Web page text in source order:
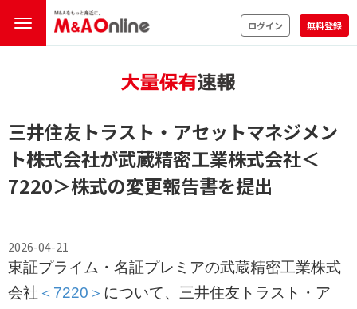
ログイン 無料登録
三井住友トラスト・アセットマネジメン
ト株式会社が武蔵精密工業株式会社＜
7220＞株式の変更報告書を提出
2026-04-21
東証プライム・名証プレミアの武蔵精密工業株式
会社 ＜7220＞ について、三井住友トラスト・ア